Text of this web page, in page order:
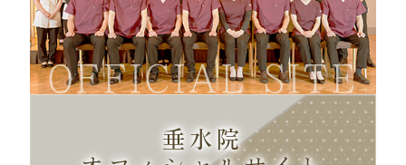
OFFICIAL SITE
垂水院